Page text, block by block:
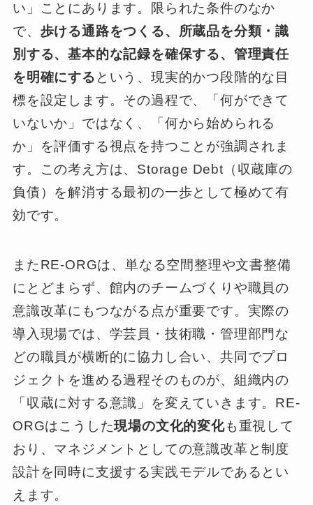
い」ことにあります。限られた条件のなか
で、 歩ける通路をつくる、所蔵品を分類・識
別する、基本的な記録を確保する、管理責任
を明確にする という、現実的かつ段階的な目
標を設定します。その過程で、「何ができて
いないか」ではなく、「何から始められる
か」を評価する視点を持つことが強調されま
す。この考え方は、Storage Debt（収蔵庫の
負債）を解消する最初の一歩として極めて有
効です。
またRE-ORGは、単なる空間整理や文書整備
にとどまらず、館内のチームづくりや職員の
意識改革にもつながる点が重要です。実際の
導入現場では、学芸員・技術職・管理部門な
どの職員が横断的に協力し合い、共同でプロ
ジェクトを進める過程そのものが、組織内の
「収蔵に対する意識」を変えていきます。RE-
ORGはこうした現場の文化的変化も重視して
おり、マネジメントとしての意識改革と制度
設計を同時に支援する実践モデルであるとい
えます。